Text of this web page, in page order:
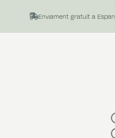
Enviament gratuït a